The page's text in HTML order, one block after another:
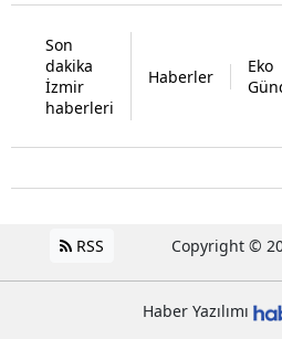
Ünlü maden
Gümüşte sert
Son
dakika
İzmir
haberleri
Haberler
Eko
RSS Copyright ©
Haber Yazılımı